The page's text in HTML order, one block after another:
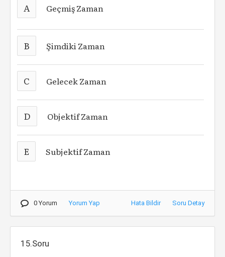
A Geçmiş Zaman
B Şimdiki Zaman
C Gelecek Zaman
D Objektif Zaman
E Subjektif Zaman
0 Yorum Yorum Yap Hata Bildir Soru Detay
15.Soru